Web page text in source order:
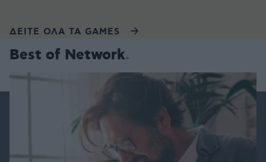
ΔΕΙΤΕ ΟΛΑ ΤΑ GAMES
Best of Network